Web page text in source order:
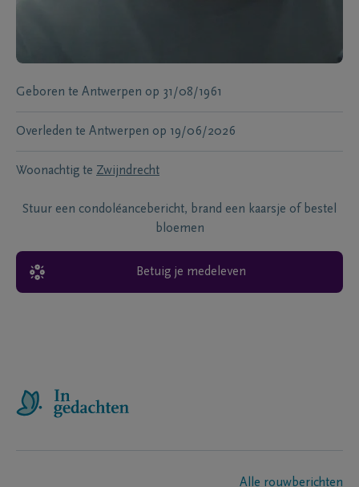
Geboren te Antwerpen op 31/08/1961
Overleden te Antwerpen op 19/06/2026
Woonachtig te Zwijndrecht
Stuur een condoléancebericht, brand een kaarsje of bestel
bloemen
Betuig je medeleven
Alle rouwberichten